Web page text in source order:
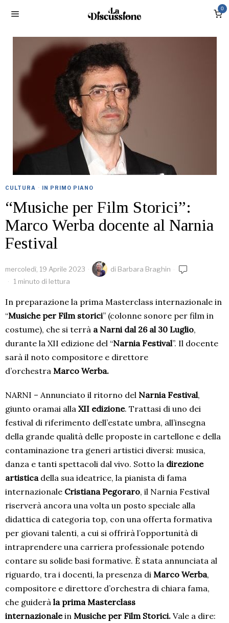
0
CULTURA · IN PRIMO PIANO
“Musiche per Film Storici”:
Marco Werba docente al Narnia
Festival
mercoledì, 19 Aprile 2023 di Barbara Braghin
1 minuto di lettura
In preparazione la prima Masterclass internazionale in
“Musiche per Film storici” (colonne sonore per film in
costume), che si terrà a Narni dal 26 al 30 Luglio,
durante la XII edizione del “Narnia Festival”. Il docente
sarà il noto compositore e direttore
d’orchestra Marco Werba.
NARNI – Annunciato il ritorno del Narnia Festival,
giunto oramai alla XII edizione. Trattasi di uno dei
festival di riferimento dell’estate umbra, all’insegna
della grande qualità delle proposte in cartellone e della
contaminazione tra generi artistici diversi: musica,
danza e tanti spettacoli dal vivo. Sotto la direzione
artisticadella sua ideatrice, la pianista di fama
internazionale Cristiana Pegoraro, il Narnia Festival
riserverà ancora una volta un posto speciale alla
didattica di categoria top, con una offerta formativa
per giovani talenti, a cui si offrirà l’opportunità di
intraprendere una carriera professionale potendo
contare su solide basi formative. È stata annunciata al
riguardo, tra i docenti, la presenza di Marco Werba,
compositore e direttore d’orchestra di chiara fama,
che guiderà la prima Masterclass
internazionalein Musiche per Film Storici. Vale a dire: